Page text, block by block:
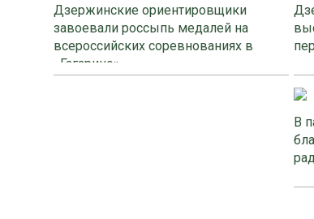
Дзержинские ориентировщики
завоевали россыпь медалей на
всероссийских соревнованиях в
«Гагарино»
В